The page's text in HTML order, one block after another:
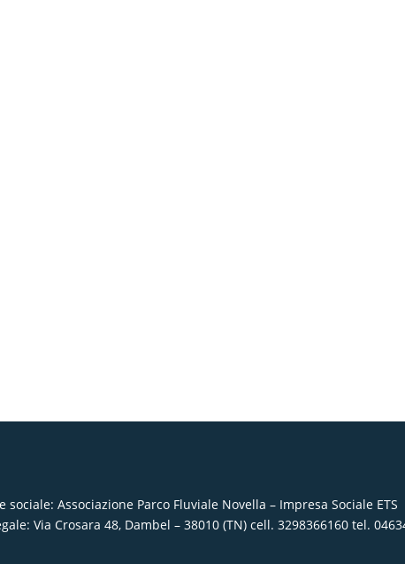
sociale: Associazione Parco Fluviale Novella – Impresa Sociale ETS
Via Crosara 48, Dambel – 38010 (TN) cell. 3298366160 tel.